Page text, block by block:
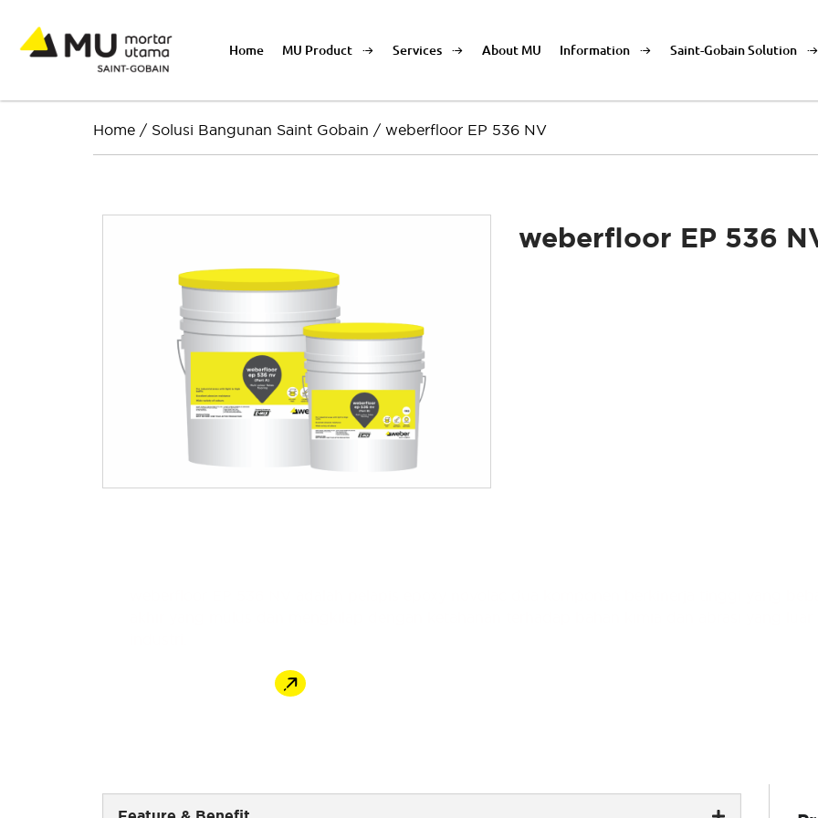
Home MU Product Services About MU Information Saint-Gobain Solution
Home / Solusi Bangunan Saint Gobain / weberfloor EP 536 NV
weberfloor EP 536